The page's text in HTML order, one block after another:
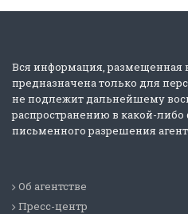
Вся информация, размещенная
предназначена только для
не подлежит дальнейшему
распространению в какой-либо
письменного разрешения
Об агентстве
Пресс-центр